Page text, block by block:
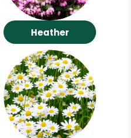
Heather